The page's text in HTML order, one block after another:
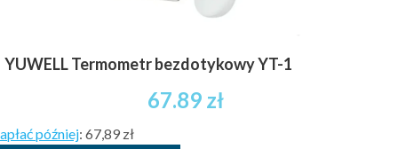
YUWELL Termometr bezdotykowy YT-1
67.89 zł
później: 67,89 zł